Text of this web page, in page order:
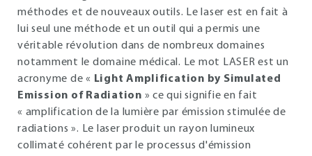
méthodes et de nouveaux outils. Le laser est en fait à
lui seul une méthode et un outil qui a permis une
véritable révolution dans de nombreux domaines
notamment le domaine médical. Le mot LASER est un
acronyme de « Light Amplification by Simulated
Emission of Radiation » ce qui signifie en fait
« amplification de la lumière par émission stimulée de
radiations ». Le laser produit un rayon lumineux
collimaté cohérent par le processus d'émission